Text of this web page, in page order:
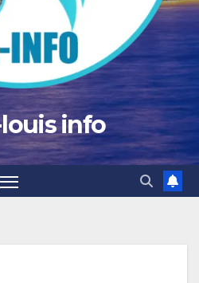
info